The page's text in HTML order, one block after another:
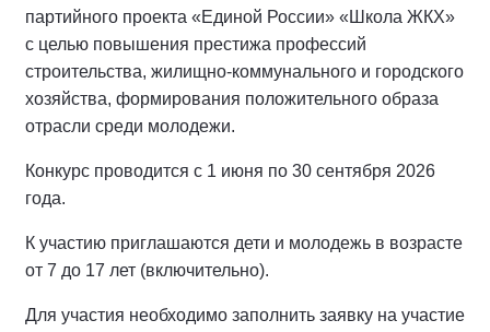
партийного проекта «Единой России» «Школа ЖКХ»
с целью повышения престижа профессий
строительства, жилищно-коммунального и городского
хозяйства, формирования положительного образа
отрасли среди молодежи.
Конкурс проводится с 1 июня по 30 сентября 2026
года.
К участию приглашаются дети и молодежь в возрасте
от 7 до 17 лет (включительно).
Для участия необходимо заполнить заявку на участие